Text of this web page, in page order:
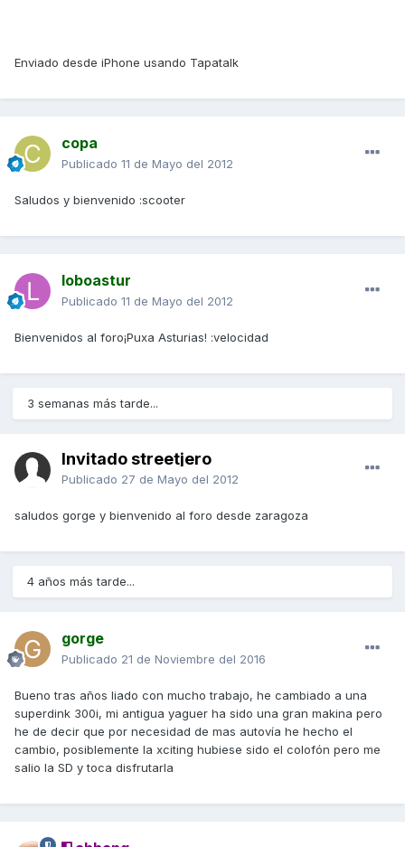
Enviado desde iPhone usando Tapatalk
copa
Publicado 11 de Mayo del 2012
Saludos y bienvenido :scooter
loboastur
Publicado 11 de Mayo del 2012
Bienvenidos al foro¡Puxa Asturias! :velocidad
3 semanas más tarde...
Invitado streetjero
Publicado 27 de Mayo del 2012
saludos gorge y bienvenido al foro desde zaragoza
4 años más tarde...
gorge
Publicado 21 de Noviembre del 2016
Bueno tras años liado con mucho trabajo, he cambiado a una
superdink 300i, mi antigua yaguer ha sido una gran makina pero
he de decir que por necesidad de mas autovía he hecho el
cambio, posiblemente la xciting hubiese sido el colofón pero me
salio la SD y toca disfrutarla